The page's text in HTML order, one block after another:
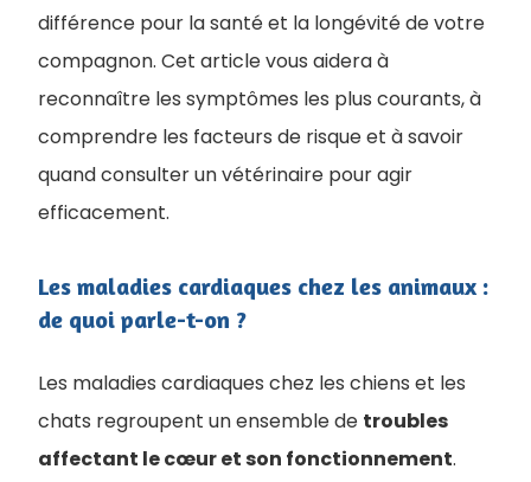
différence pour la santé et la longévité de votre
compagnon. Cet article vous aidera à
reconnaître les symptômes les plus courants, à
comprendre les facteurs de risque et à savoir
quand consulter un vétérinaire pour agir
efficacement.
Les maladies cardiaques chez les animaux :
de quoi parle-t-on ?
Les maladies cardiaques chez les chiens et les
chats regroupent un ensemble de troubles
affectant le cœur et son fonctionnement.